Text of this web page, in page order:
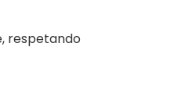
respetando